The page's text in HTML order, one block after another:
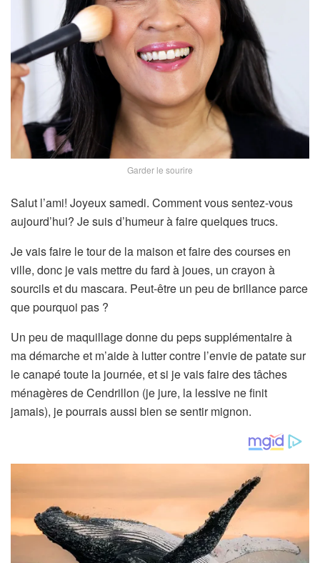
Garder le sourire
Salut l’ami! Joyeux samedi. Comment vous sentez-vous
aujourd’hui? Je suis d’humeur à faire quelques trucs.
Je vais faire le tour de la maison et faire des courses en
ville, donc je vais mettre du fard à joues, un crayon à
sourcils et du mascara. Peut-être un peu de brillance parce
que pourquoi pas ?
Un peu de maquillage donne du peps supplémentaire à
ma démarche et m’aide à lutter contre l’envie de patate sur
le canapé toute la journée, et si je vais faire des tâches
ménagères de Cendrillon (je jure, la lessive ne finit
jamais), je pourrais aussi bien se sentir mignon.